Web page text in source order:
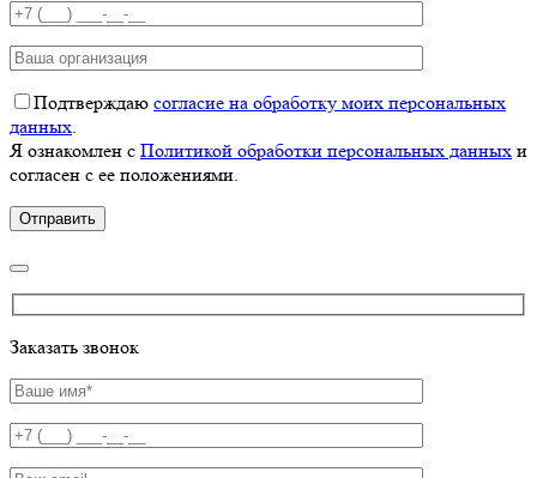
Подтверждаю согласие на обработку моих персональных
данных.
Я ознакомлен с Политикой обработки персональных данных и
согласен с ее положениями.
Заказать звонок